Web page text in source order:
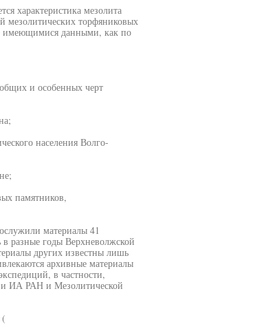
характеристика мезолита
мезолитических торфяниковых
имеющимися данными, как по
и особенных черт
населения Волго-
памятников,
материалы 41
в разные годы Верхневолжской
других известны лишь
архивные материалы
в частности,
ИА РАН и Мезолитической